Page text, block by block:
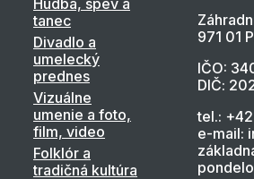
Hudba, spev a
tanec
Divadlo a
umelecký
prednes
Vizuálne
umenie a foto,
film, video
Folklór a
tradičná kultúra
971 01
IČO:
DIČ:
tel.:
e-mail: